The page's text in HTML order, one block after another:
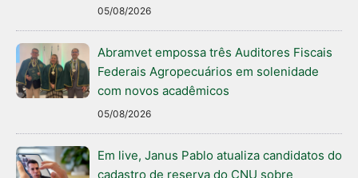
05/08/2026
Abramvet empossa três Auditores Fiscais
Federais Agropecuários em solenidade
com novos acadêmicos
05/08/2026
Em live, Janus Pablo atualiza candidatos do
cadastro de reserva do CNU sobre